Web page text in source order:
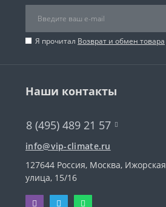
Я прочитал Возврат и обмен товара
Наши контакты
8 (495) 489 21 57
info@vip-climate.ru
127644 Россия, Москва, Ижорская
улица, 15/16